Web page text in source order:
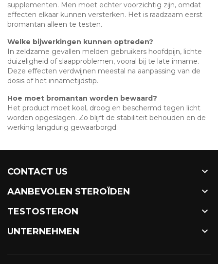
supplementen. Men moet echter voorzichtig zijn, omdat
effecten elkaar kunnen versterken. Het is raadzaam eerst
bromantan alleen te testen.
Welke bijwerkingen kunnen optreden?
In zeldzame gevallen melden gebruikers hoofdpijn, lichte
duizeligheid of slaapproblemen, vooral bij te late inname.
Deze effecten verdwijnen meestal na aanpassing van de
dosis of het innametijdstip.
Hoe moet bromantan worden bewaard?
Het product moet koel, droog en beschermd tegen licht
worden opgeslagen. Zo blijft de stabiliteit behouden en de
werking langdurig gewaarborgd.
CONTACT US 
AANBEVOLEN STEROÏDEN 
TESTOSTERON 
UNTERNEHMEN 